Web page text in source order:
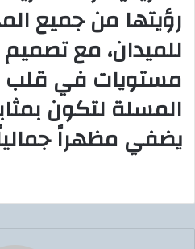
رؤيتها من جميع
للميدان، مع تصميم
مستويات في قلب
المسلة لتكون
يضفي مظهراً